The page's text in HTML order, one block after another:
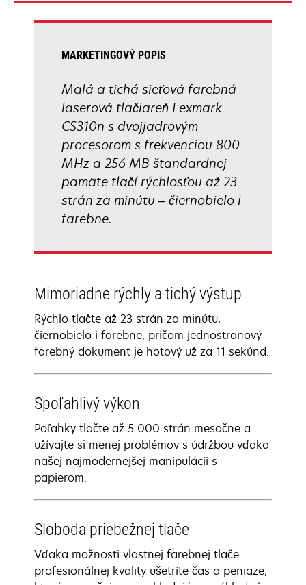
MARKETINGOVÝ POPIS
Malá a tichá sieťová farebná
laserová tlačiareň Lexmark
CS310n s dvojjadrovým
procesorom s frekvenciou 800
MHz a 256 MB štandardnej
pamäte tlačí rýchlosťou až 23
strán za minútu – čiernobielo i
farebne.
Mimoriadne rýchly a tichý výstup
Rýchlo tlačte až 23 strán za minútu,
čiernobielo i farebne, pričom jednostranový
farebný dokument je hotový už za 11 sekúnd.
Spoľahlivý výkon
Poľahky tlačte až 5 000 strán mesačne a
užívajte si menej problémov s údržbou vďaka
našej najmodernejšej manipulácii s
papierom.
Sloboda priebežnej tlače
Vďaka možnosti vlastnej farebnej tlače
profesionálnej kvality ušetríte čas a peniaze,